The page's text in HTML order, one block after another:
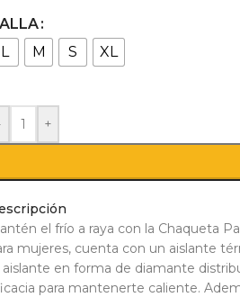
L
M S XL
+
el frío a raya con la Chaqueta
mujeres, cuenta con un aislante
aislante en forma de diamante
para mantenerte caliente.